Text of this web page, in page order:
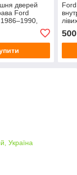
дверей
Ford
підходить до
дверей)
500
Україна